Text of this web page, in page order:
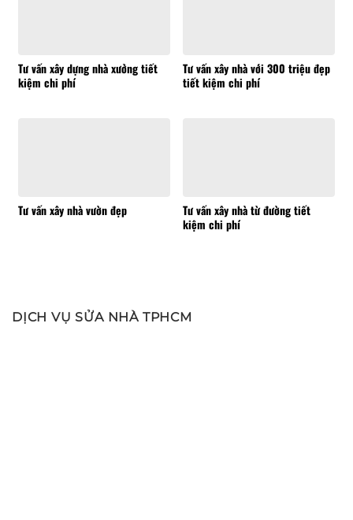
Tư vấn xây dựng nhà xưởng tiết
kiệm chi phí
Tư vấn xây nhà với 300 triệu đẹp
tiết kiệm chi phí
Tư vấn xây nhà vườn đẹp
Tư vấn xây nhà từ đường tiết
kiệm chi phí
DỊCH VỤ SỬA NHÀ TPHCM